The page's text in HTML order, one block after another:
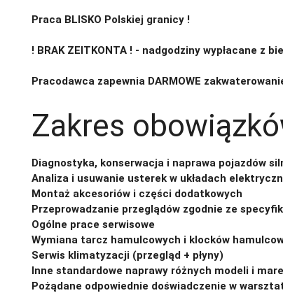
Praca BLISKO Polskiej granicy !
! BRAK ZEITKONTA ! - nadgodziny wypłacane z
Pracodawca zapewnia DARMOWE
Zakres
Diagnostyka, konserwacja i naprawa pojazdów
Analiza i usuwanie usterek w układach
Montaż akcesoriów i części dodatkowych
Przeprowadzanie przeglądów zgodnie ze
Ogólne prace serwisowe
Wymiana tarcz hamulcowych i klocków
Serwis klimatyzacji (przegląd + płyny)
Inne standardowe naprawy różnych modeli i
Pożądane odpowiednie doświadczenie w